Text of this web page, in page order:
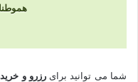
شما می توانید برایرزرو و